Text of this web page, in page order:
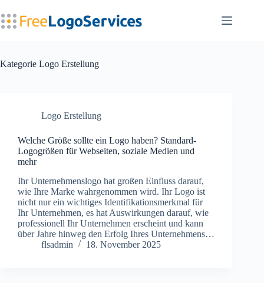
Inhalt
springen
Kategorie Logo Erstellung
Logo Erstellung
Welche Größe sollte ein Logo haben? Standard-
Logogrößen für Webseiten, soziale Medien und
mehr
Ihr Unternehmenslogo hat großen Einfluss darauf,
wie Ihre Marke wahrgenommen wird. Ihr Logo ist
nicht nur ein wichtiges Identifikationsmerkmal für
Ihr Unternehmen, es hat Auswirkungen darauf, wie
professionell Ihr Unternehmen erscheint und kann
über Jahre hinweg den Erfolg Ihres Unternehmens…
flsadmin
18. November 2025